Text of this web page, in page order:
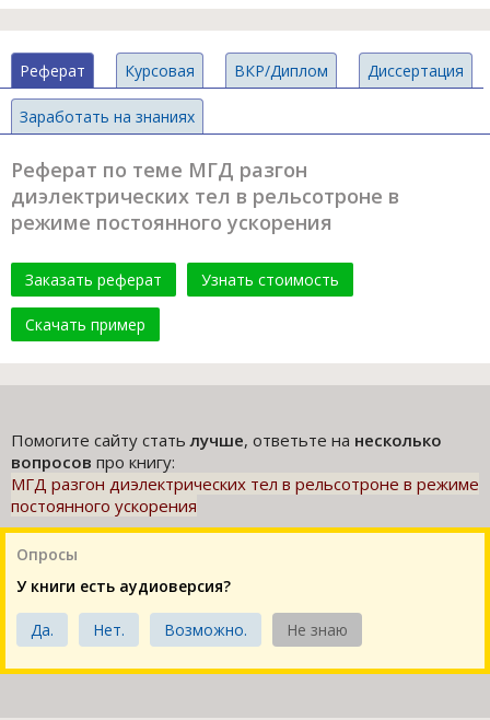
Реферат Курсовая ВКР/Диплом Диссертация
Заработать на знаниях
Реферат по теме МГД разгон
диэлектрических тел в рельсотроне в
режиме постоянного ускорения
Заказать реферат Узнать стоимость
Скачать пример
Помогите сайту статьлучше, ответьте на несколько
вопросов про книгу:
МГД разгон диэлектрических тел в рельсотроне в режиме
постоянного ускорения
Опросы
У книги есть аудиоверсия?
Да. Нет. Возможно. Не знаю